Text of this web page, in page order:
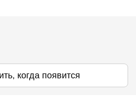
когда появится